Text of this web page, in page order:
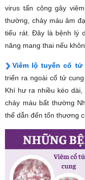
virus tấn công gây
thường, chảy máu âm
tiểu rát. Đây là bệnh lý
năng mang thai nếu
Viêm lộ tuyến cổ tử
triển ra ngoài cổ tử
Khí hư ra nhiều kéo dài,
chảy máu bất thường
thể dẫn đến tổn thương